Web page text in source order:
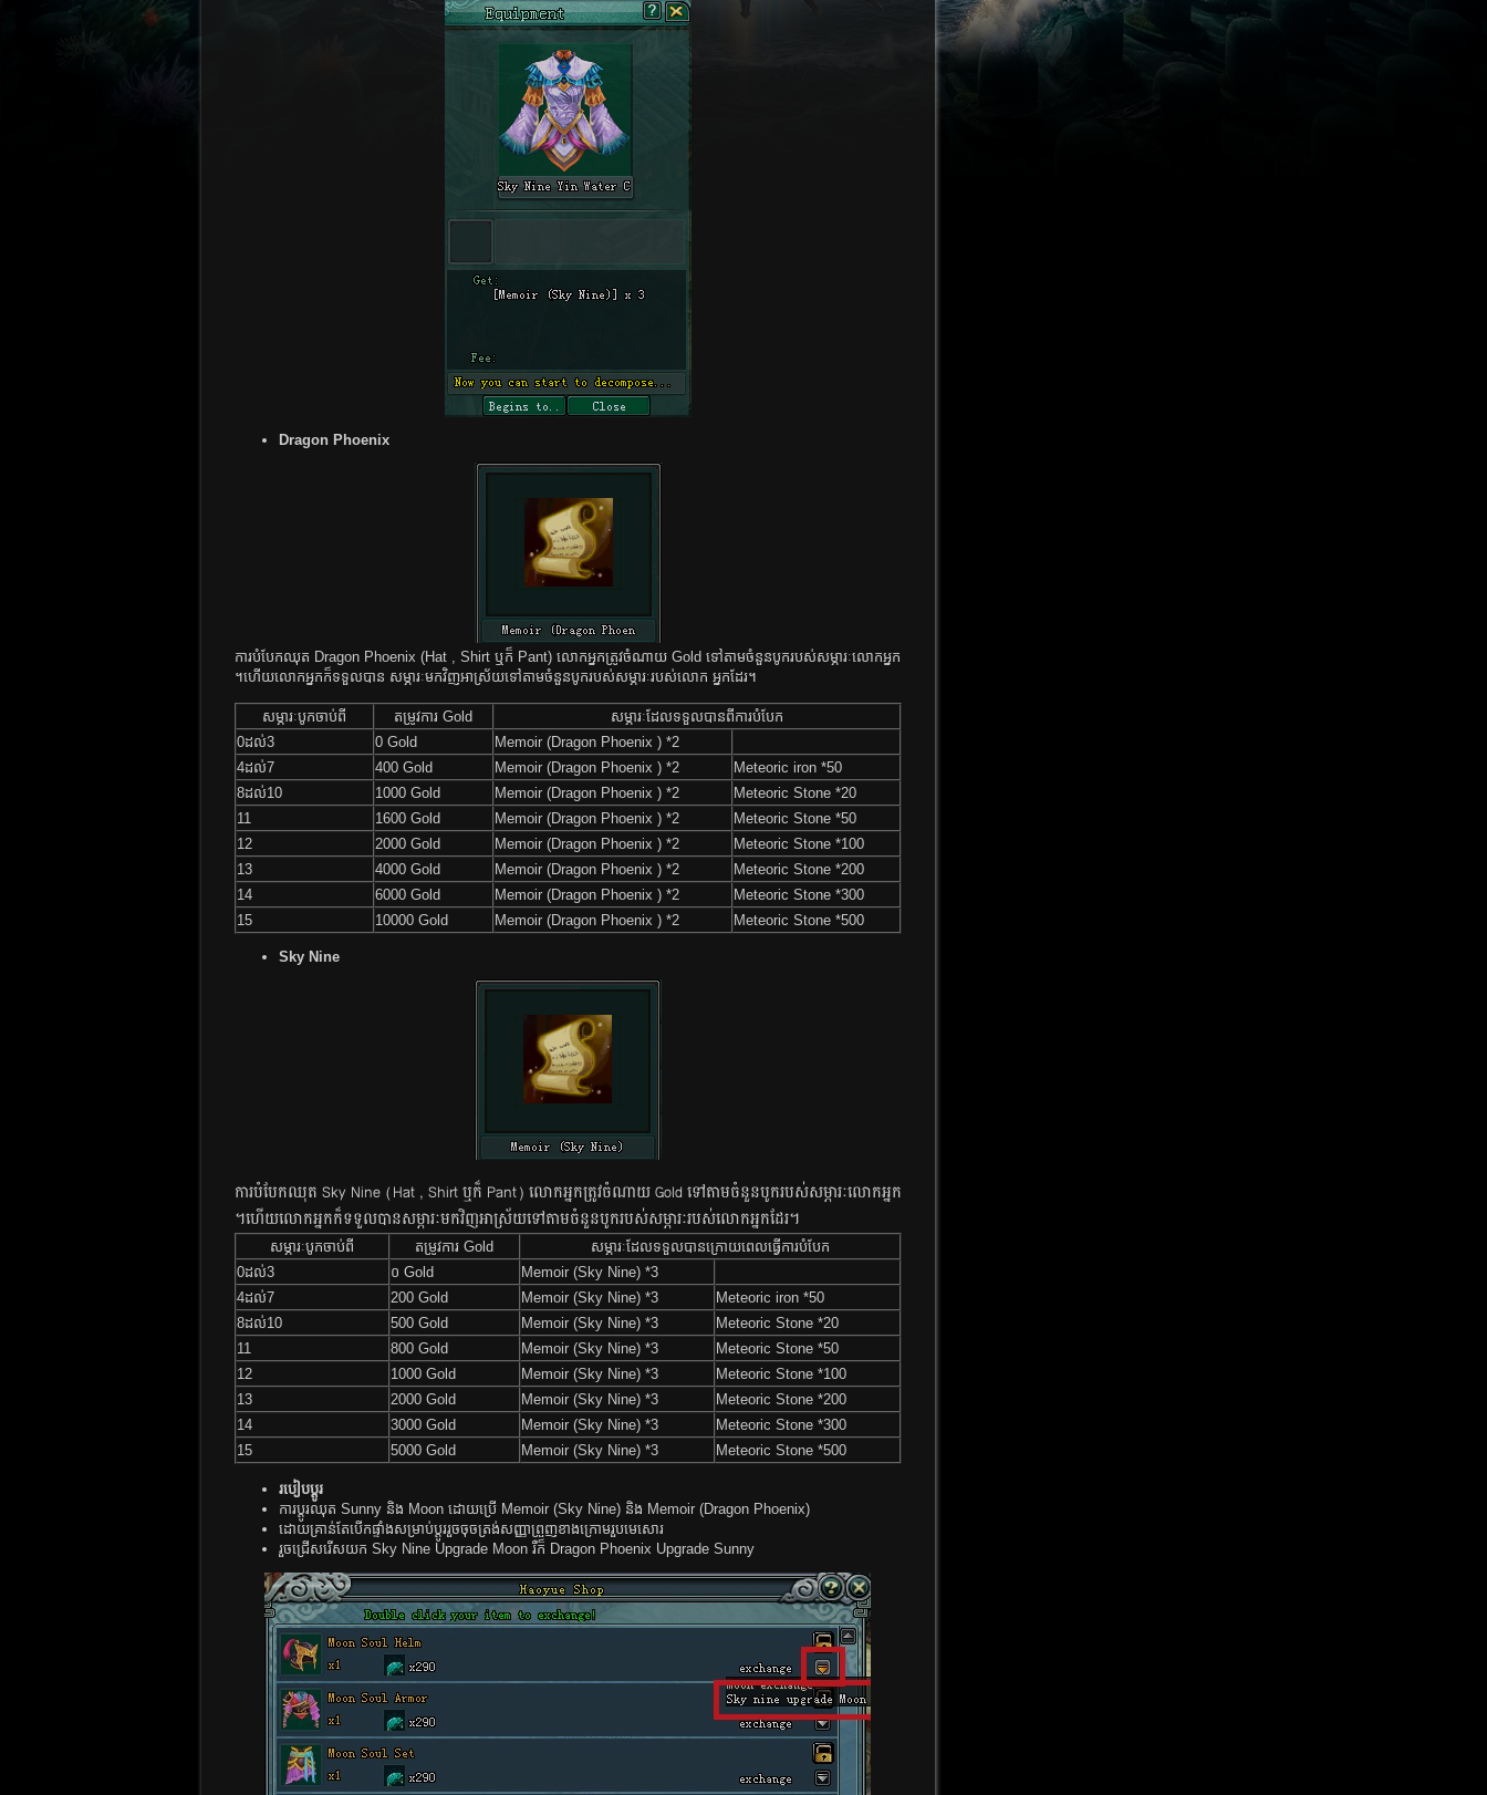
Dragon Phoenix
ការ​បំបែក​ឈុត​ Dragon Phoenix ​(Hat , Shirt ឬក៏ Pant)​ លោក​អ្នក​ត្រូវ​ចំណាយ​ Gold​ ទៅ​​តាម​ចំនួន​បូក​របស់​សម្ភារៈ​លោក​អ្នក​
។​​ហើយ​​លោក​​អ្នក​​ក៏​​ទទួល​​បាន ​​សម្ភារៈ​​មក​​វិញ​​អាស្រ័យ​​ទៅ​​តាម​ចំនួនបូករបស់​សម្ភារៈ​​​របស់​លោក​ អ្នក​​ដែរ​​។
សម្ភារៈបូកចាប់ពី តម្រូវការ​ Gold
សម្ភារៈដែលទទួលបានពីការបំបែក
0ដល់3
0 Gold
Memoir​ (Dragon Phoenix ) *2
4ដល់7
400 Gold Memoir​ (Dragon Phoenix ) *2
Meteoric iron *50
8ដល់10
1000 Gold Memoir​ (Dragon Phoenix ) *2
Meteoric Stone *20
11
1600 Gold Memoir​ (Dragon Phoenix ) *2
Meteoric Stone *50
12
2000 Gold Memoir​ (Dragon Phoenix ) *2
Meteoric Stone *100
13
4000 Gold Memoir​ (Dragon Phoenix ) *2
Meteoric Stone *200
14
6000 Gold Memoir​ (Dragon Phoenix ) *2
Meteoric Stone *300
15
10000 Gold Memoir​ (Dragon Phoenix ) *2 Meteoric Stone *500
Sky Nine
ការ​បំបែក​ឈុត​ Sky Nine ​(Hat , Shirt ឬក៏ Pant)​ លោក​អ្នក​ត្រូវ​ចំណាយ​ Gold​ ទៅ​​តាម​ចំនួន​បូក​របស់​សម្ភារៈ​លោក​អ្នក​
។​​ហើយ​​លោក​​អ្នក​​ក៏​​ទទួល​​បាន​​សម្ភារៈ​​មក​​វិញ​​អាស្រ័យ​​ទៅ​​តាម​ចំនួនបូករបស់​សម្ភារៈ​​​របស់​លោក​អ្នក​​ដែរ​​។
សម្ភារៈបូកចាប់ពី តម្រូវការ​ Gold
សម្ភារៈដែលទទួលបានក្រោយពេលធ្វើការបំបែក
0ដល់3
០ Gold
Memoir​ (Sky Nine) *3
4ដល់7
200 Gold Memoir​ (Sky Nine) *3
Meteoric iron *50
8ដល់10
500 Gold Memoir​ (Sky Nine) *3
Meteoric Stone *20
11
800 Gold Memoir​ (Sky Nine) *3
Meteoric Stone *50
12
1000 Gold Memoir​ (Sky Nine) *3
Meteoric Stone *100
13
2000 Gold Memoir​ (Sky Nine) *3
Meteoric Stone *200
14
3000 Gold Memoir​ (Sky Nine) *3
Meteoric Stone *300
15
5000 Gold Memoir​ (Sky Nine) *3 Meteoric Stone *500
​របៀបប្តូរ
ការប្តូរឈុត Sunny និង Moon ដោយប្រើ Memoir (Sky Nine) និង Memoir (Dragon Phoenix)
ដោយគ្រាន់តែបើកផ្ទាំងសម្រាប់ប្តូររួចចុចត្រង់សញ្ញាព្រួញខាងក្រោមរួបមេសោរ
រួចជ្រើសរើសយក Sky Nine Upgrade Moon រឺក៏ Dragon Phoenix Upgrade Sunny